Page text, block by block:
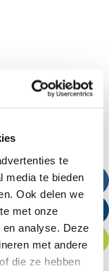
te
media te bieden
Ook delen we
met onze
analyse. Deze
met andere
die ze hebben